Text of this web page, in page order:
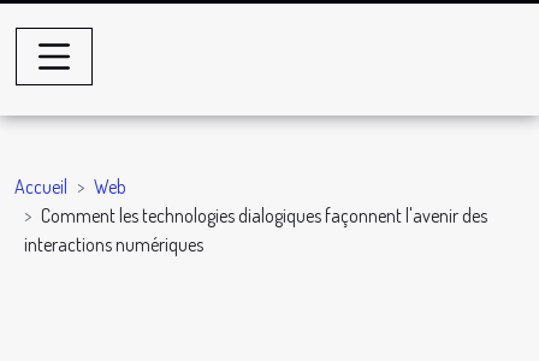
Accueil
Web
Comment les technologies dialogiques façonnent l'avenir des
interactions numériques